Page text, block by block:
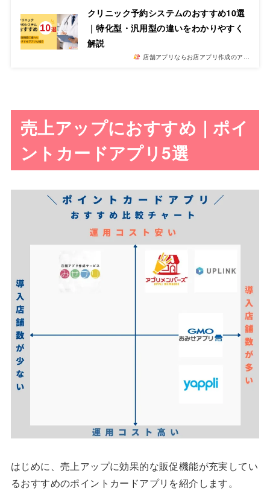
クリニック予約システムのおすすめ10選
｜特化型・汎用型の違いをわかりやすく
解説
店舗アプリならお店アプリ作成のア…
売上アップにおすすめ｜ポイ
ントカードアプリ5選
はじめに、売上アップに効果的な販促機能が充実してい
るおすすめのポイントカードアプリを紹介します。